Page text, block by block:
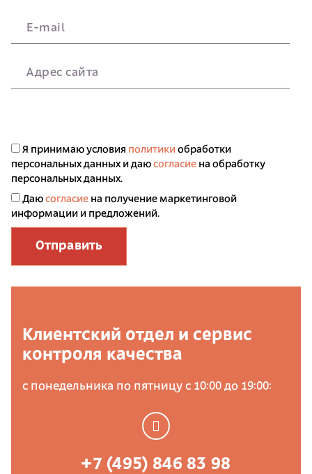
E-mail
Адрес сайта
Я принимаю условия политики обработки
персональных данных и даю согласие на обработку
персональных данных.
Даю согласие на получение маркетинговой
информации и предложений.
Отправить
Клиентский отдел и сервис
контроля качества
с понедельника по пятницу с 10:00 до 19:00:
+7 (495) 846 83 98